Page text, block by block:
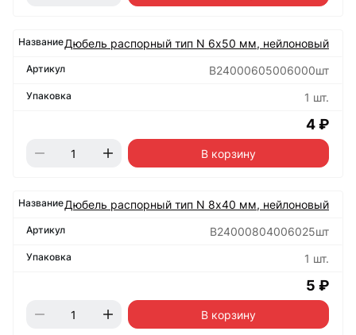
Дюбель распорный тип N 6х50 мм, нейлоновый
B24000605006000шт
1 шт.
4 ₽
В корзину
Дюбель распорный тип N 8х40 мм, нейлоновый
B24000804006025шт
1 шт.
5 ₽
В корзину